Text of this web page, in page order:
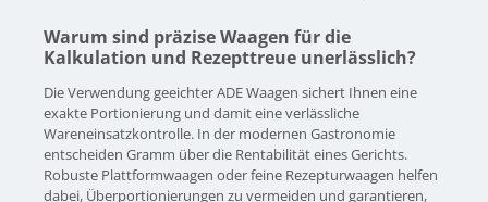
Warum sind präzise Waagen für die
Kalkulation und Rezepttreue unerlässlich?
Die Verwendung geeichter ADE Waagen sichert Ihnen eine
exakte Portionierung und damit eine verlässliche
Wareneinsatzkontrolle. In der modernen Gastronomie
entscheiden Gramm über die Rentabilität eines Gerichts.
Robuste Plattformwaagen oder feine Rezepturwaagen helfen
dabei, Überportionierungen zu vermeiden und garantieren,